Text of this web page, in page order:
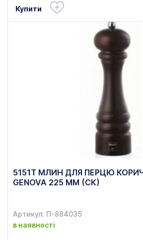
Купити
5151T МЛИН ДЛЯ ПЕРЦЮ
GENOVA 225 ММ (СК)
Артикул: П-884035
в наявності